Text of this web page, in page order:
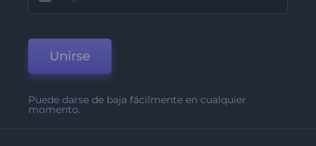
Unirse
Puede darse de baja fácilmente en cualquier
momento.